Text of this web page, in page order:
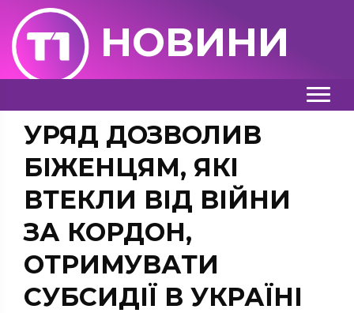
НОВИНИ
УРЯД ДОЗВОЛИВ
БІЖЕНЦЯМ, ЯКІ
ВТЕКЛИ ВІД ВІЙНИ
ЗА КОРДОН,
ОТРИМУВАТИ
СУБСИДІЇ В УКРАЇНІ